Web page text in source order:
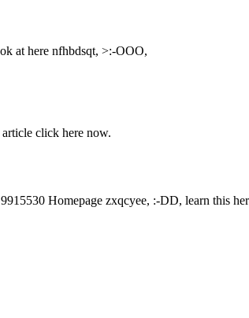
at here nfhbdsqt, >:-OOO,
click here now.
Homepage zxqcyee, :-DD, learn this